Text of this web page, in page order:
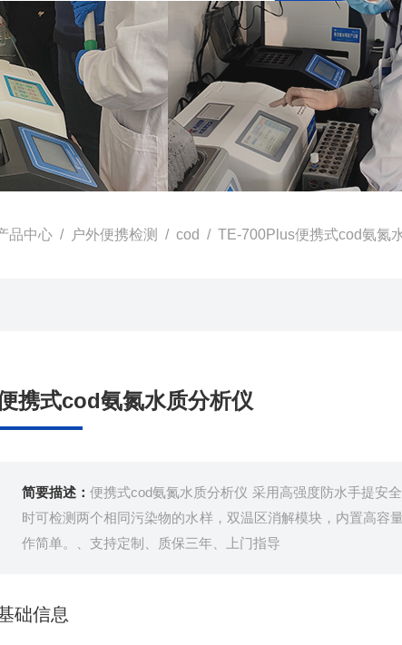
品中心 / 户外便携检测 / cod / TE-700Plus便携式cod氨氮
携式cod氨氮水质分析仪
简要描述： 便携式cod氨氮水质分析仪 采用高强度防水手提安
时可检测两个相同污染物的水样，双温区消解模块，内置高容
作简单。、支持定制、质保三年、上门指导
础信息